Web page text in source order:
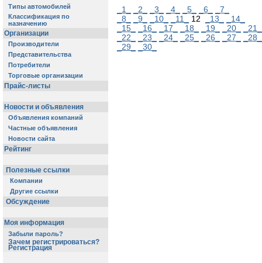
Типы автомобилей
Классификация по
назначению
Организации
Производители
Представительства
Потребители
Торговые организации
Прайс-листы
Новости и объявления
Объявления компаний
Частные объявления
Новости сайта
Рейтинг
Полезные ссылки
Компании
Другие ссылки
Обсуждение
Моя информация
Забыли пароль?
Зачем регистрироваться?
Регистрация
_1_ _2_ _3_ _4_ _5_ _6_
_7_
_8_
_9_ _10_ _11_ 12 _13_
_14_
_15_
_16_ _17_ _18_ _19_ _20_
_21_
_22_
_23_ _24_ _25_ _26_ _27_
_28_
_29_
_30_